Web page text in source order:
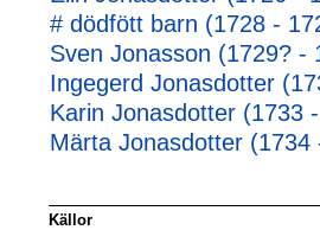
# dödfött barn (1728 -
Sven Jonasson (1729? -
Ingegerd Jonasdotter
Karin Jonasdotter (1733
Märta Jonasdotter (1734
Källor